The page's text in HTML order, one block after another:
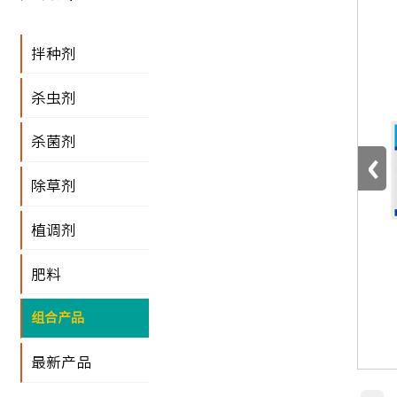
拌种剂
杀虫剂
杀菌剂
除草剂
植调剂
肥料
组合产品
最新产品
‹